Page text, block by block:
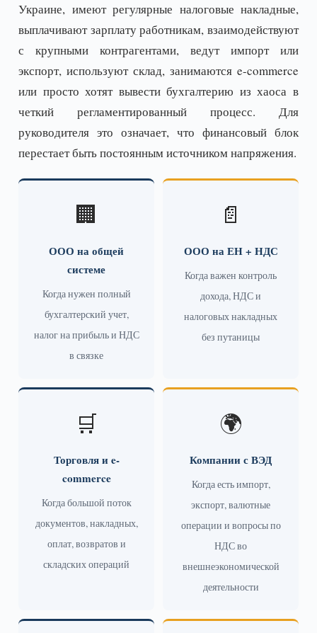
Украине, имеют регулярные налоговые накладные,
выплачивают зарплату работникам, взаимодействуют
с крупными контрагентами, ведут импорт или
экспорт, используют склад, занимаются e-commerce
или просто хотят вывести бухгалтерию из хаоса в
четкий регламентированный процесс. Для
руководителя это означает, что финансовый блок
перестает быть постоянным источником напряжения.
🏢
ООО на общей
системе
Когда нужен полный
бухгалтерский учет,
налог на прибыль и НДС
в связке
📄
ООО на ЕН + НДС
Когда важен контроль
дохода, НДС и
налоговых накладных
без путаницы
🛒
Торговля и e-
commerce
Когда большой поток
документов, накладных,
оплат, возвратов и
складских операций
🌍
Компании с ВЭД
Когда есть импорт,
экспорт, валютные
операции и вопросы по
НДС во
внешнеэкономической
деятельности